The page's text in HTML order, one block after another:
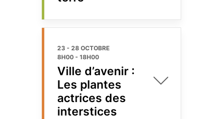
23 - 28 OCTOBRE
8H00 - 18H00
Ville d’avenir :
Les plantes
actrices des
interstices